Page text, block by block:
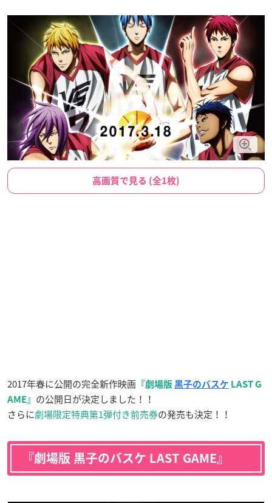
高画質で見る (全1枚)
2017年春に公開の完全新作映画 『劇場版 黒子のバスケ LAST G
AME』 の公開日が決定しました！！
さらに劇場限定特典第1弾付き前売券の発売も決定！！
『劇場版 黒子のバスケ LAST GAME』